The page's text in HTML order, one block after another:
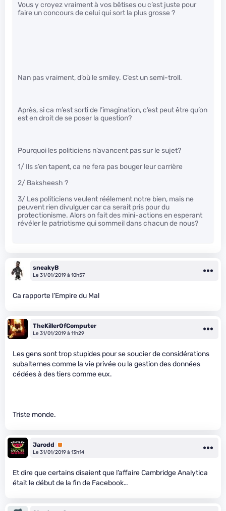
Vous y croyez vraiment à vos bêtises ou c’est juste pour
faire un concours de celui qui sort la plus grosse ?
Nan pas vraiment, d’où le smiley. C’est un semi-troll.
Après, si ca m’est sorti de l’imagination, c’est peut être qu’on
est en droit de se poser la question?
Pourquoi les politiciens n’avancent pas sur le sujet?
1/ Ils s’en tapent, ca ne fera pas bouger leur carrière
2/ Baksheesh ?
3/ Les politiciens veulent réélement notre bien, mais ne
peuvent rien divulguer car ca serait pris pour du
protectionisme. Alors on fait des mini-actions en esperant
révéler le patriotisme qui sommeil dans chacun de nous?
sneakyB
Le 31/01/2019 à 10h57
Ca rapporte l’Empire du Mal
TheKillerOfComputer
Le 31/01/2019 à 11h29
Les gens sont trop stupides pour se soucier de considérations
subalternes comme la vie privée ou la gestion des données
cédées à des tiers comme eux.
Triste monde.
Jarodd
Premium
Le 31/01/2019 à 13h14
Et dire que certains disaient que l’affaire Cambridge Analytica
était le début de la fin de Facebook…